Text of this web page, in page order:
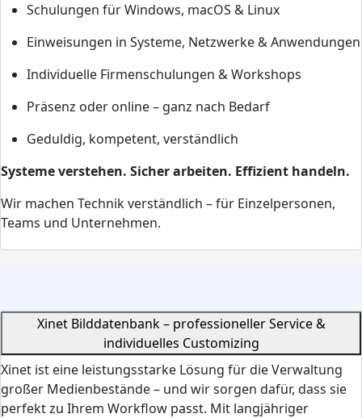
Schulungen für Windows, macOS & Linux
Einweisungen in Systeme, Netzwerke & Anwendungen
Individuelle Firmenschulungen & Workshops
Präsenz oder online – ganz nach Bedarf
Geduldig, kompetent, verständlich
Systeme verstehen. Sicher arbeiten. Effizient handeln.
Wir machen Technik verständlich – für Einzelpersonen,
Teams und Unternehmen.
Xinet Bilddatenbank – professioneller Service &
individuelles Customizing
Xinet ist eine leistungsstarke Lösung für die Verwaltung
großer Medienbestände – und wir sorgen dafür, dass sie
perfekt zu Ihrem Workflow passt. Mit langjähriger